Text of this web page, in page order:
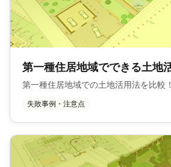
第一種住居地域でできる土地
第一種住居地域での土地活用法を比較！
失敗事例・注意点